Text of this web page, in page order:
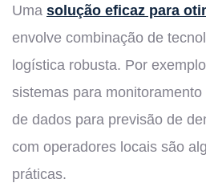
Uma solução eficaz para
envolve combinação de
logística robusta. Por
sistemas para
de dados para previsão de
com operadores locais são
práticas.